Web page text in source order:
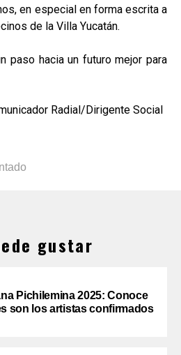
en especial en forma escrita a
de la Villa Yucatán.
paso hacia un futuro mejor para
Radial/Dirigente Social
gustar
Pichilemina 2025: Conoce
son los artistas confirmados